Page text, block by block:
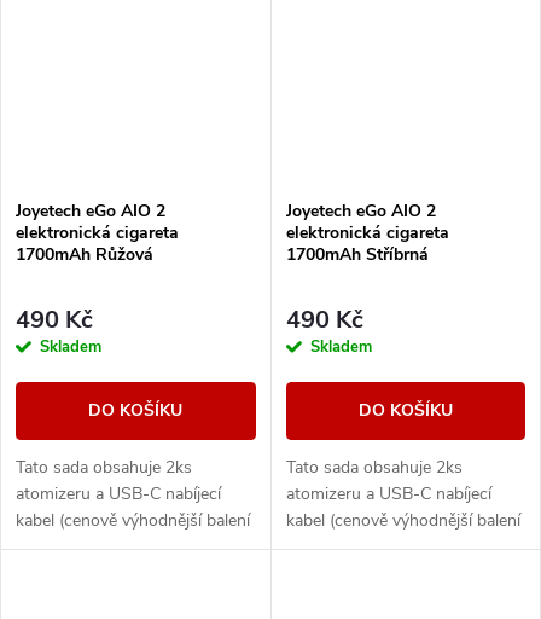
Joyetech eGo AIO 2
elektronická cigareta
1700mAh Růžová
490 Kč
Skladem
DO KOŠÍKU
Tato sada obsahuje 2ks
atomizeru a USB-C nabíjecí
kabel (cenově výhodnější balení
oproti základní verzi). Ikona
Joyetech eGo AIO 2
elektronická cigareta
1700mAh Stříbrná
490 Kč
Skladem
DO KOŠÍKU
Tato sada obsahuje 2ks
atomizeru a USB-C nabíjecí
kabel (cenově výhodnější balení
oproti základní verzi). Ikona